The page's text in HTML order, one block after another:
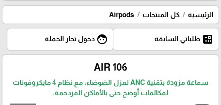
الرئيسية كل المنتجات Airpods
ballot طلباتي السابقة face دخول تجار الجملة
AIR 106
سماعة مزودة بتقنية ANC لعزل الضوضاء، مع نظام 4 مايكروفونات
لمكالمات أوضح حتى بالأماكن المزدحمة.